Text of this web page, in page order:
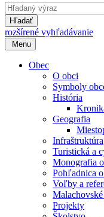
Hľadať
rozšírené vyhľadávanie
Menu
Obec
O obci
Symboly
História
Geografia
Infraštruktúra
Turistická a
Monografia
Pohľadnica
Voľby a
Projekty